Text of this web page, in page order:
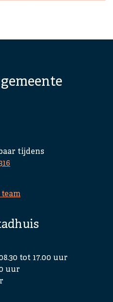
tijdens
tot 17.00 uur
uur